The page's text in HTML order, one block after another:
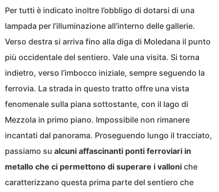
Per tutti è indicato inoltre l’obbligo di dotarsi di una
lampada per l’illuminazione all’interno delle gallerie.
Verso destra si arriva fino alla diga di Moledana il punto
più occidentale del sentiero. Vale una visita. Si torna
indietro, verso l’imbocco iniziale, sempre seguendo la
ferrovia. La strada in questo tratto offre una vista
fenomenale sulla piana sottostante, con il lago di
Mezzola in primo piano. Impossibile non rimanere
incantati dal panorama. Proseguendo lungo il tracciato,
passiamo su alcuni affascinanti ponti ferroviari in
metallo che ci permettono di superare i valloni che
caratterizzano questa prima parte del sentiero che